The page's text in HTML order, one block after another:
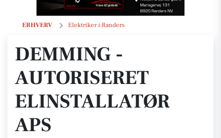
ERHVERV Elektriker i Randers
DEMMING - AUTORISERET ELINSTALLATØR ApS
DEMMING -
AUTORISERET
ELINSTALLATØR
APS